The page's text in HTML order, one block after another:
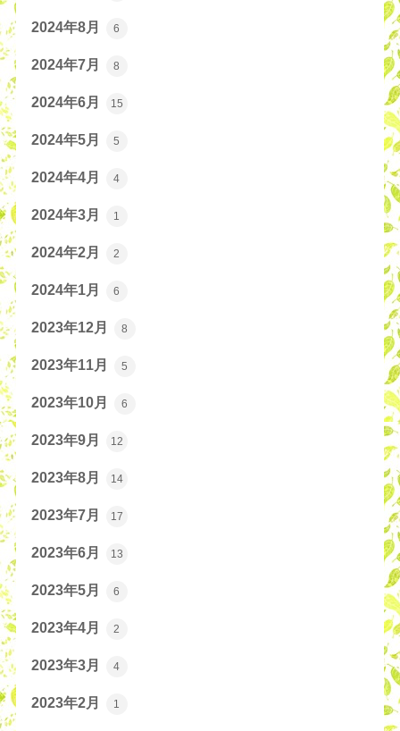
2024年8月 6
2024年7月 8
2024年6月 15
2024年5月 5
2024年4月 4
2024年3月 1
2024年2月 2
2024年1月 6
2023年12月 8
2023年11月 5
2023年10月 6
2023年9月 12
2023年8月 14
2023年7月 17
2023年6月 13
2023年5月 6
2023年4月 2
2023年3月 4
2023年2月 1